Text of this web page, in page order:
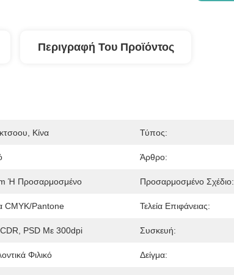
Περιγραφή Του Προϊόντος
Κίνα Τύπος:
Άρθρο:
Ή Προσαρμοσμένο Προσαρμοσμένο Σχέδιο:
CMYK/Pantone Τελεία Επιφάνειας:
PSD Με 300dpi Συσκευή:
Φιλικό Δείγμα: